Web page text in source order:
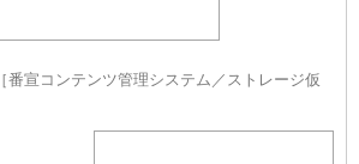
［番宣コンテンツ管理システム／ストレージ仮